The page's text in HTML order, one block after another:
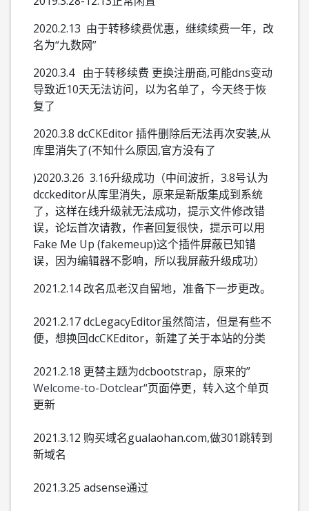
2020.2.13 由于转移续费优惠，继续续费一年，改
名为“九数网”
2020.3.4 由于转移续费 更换注册商,可能dns变动
导致近10天无法访问，以为名单了，今天终于恢
复了
2020.3.8 dcCKEditor 插件删除后无法再次安装,从
库里消失了(不知什么原因,官方没有了
)2020.3.26 3.16升级成功（中间波折，3.8号认为
dcckeditor从库里消失，原来是新版集成到系统
了，这样在线升级就无法成功，提示文件修改错
误，论坛首次请教，作者回复很快，提示可以用
Fake Me Up (fakemeup)这个插件屏蔽已知错
误，因为编辑器不影响，所以我屏蔽升级成功）
2021.2.14 改名瓜老汉自留地，准备下一步更改。
2021.2.17 dcLegacyEditor虽然简洁，但是有些不
便，想换回dcCKEditor，新建了关于本站的分类
2021.2.18 更替主题为dcbootstrap，原来的”
Welcome-to-Dotclear“页面停更，转入这个单页
更新
2021.3.12 购买域名gualaohan.com,做301跳转到
新域名
2021.3.25 adsense通过